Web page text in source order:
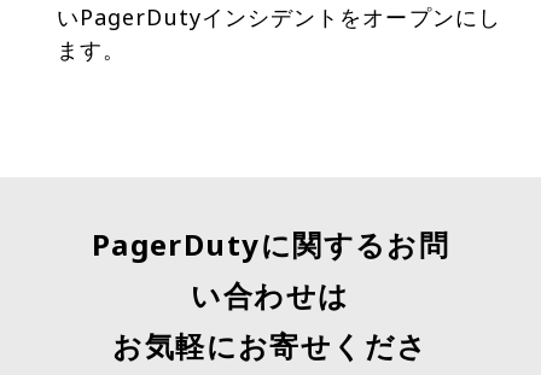
いPagerDutyインシデントをオープンにし
ます。
PagerDutyに関するお問
い合わせは
お気軽にお寄せくださ